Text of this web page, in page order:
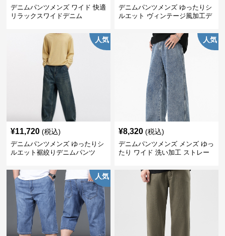
デニムパンツメンズ ワイド 快適
リラックスワイドデニム
デニムパンツメンズ ゆったりシ
ルエット ヴィンテージ風加工デ
人気
¥11,720 (税込)
デニムパンツメンズ ゆったりシ
ルエット裾絞りデニムパンツ
人気
¥8,320 (税込)
デニムパンツメンズ メンズ ゆっ
たり ワイド 洗い加工 ストレー
人気